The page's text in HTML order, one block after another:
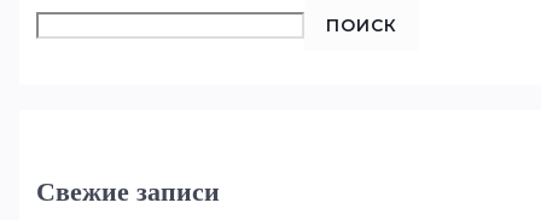
ПОИСК
Свежие записи